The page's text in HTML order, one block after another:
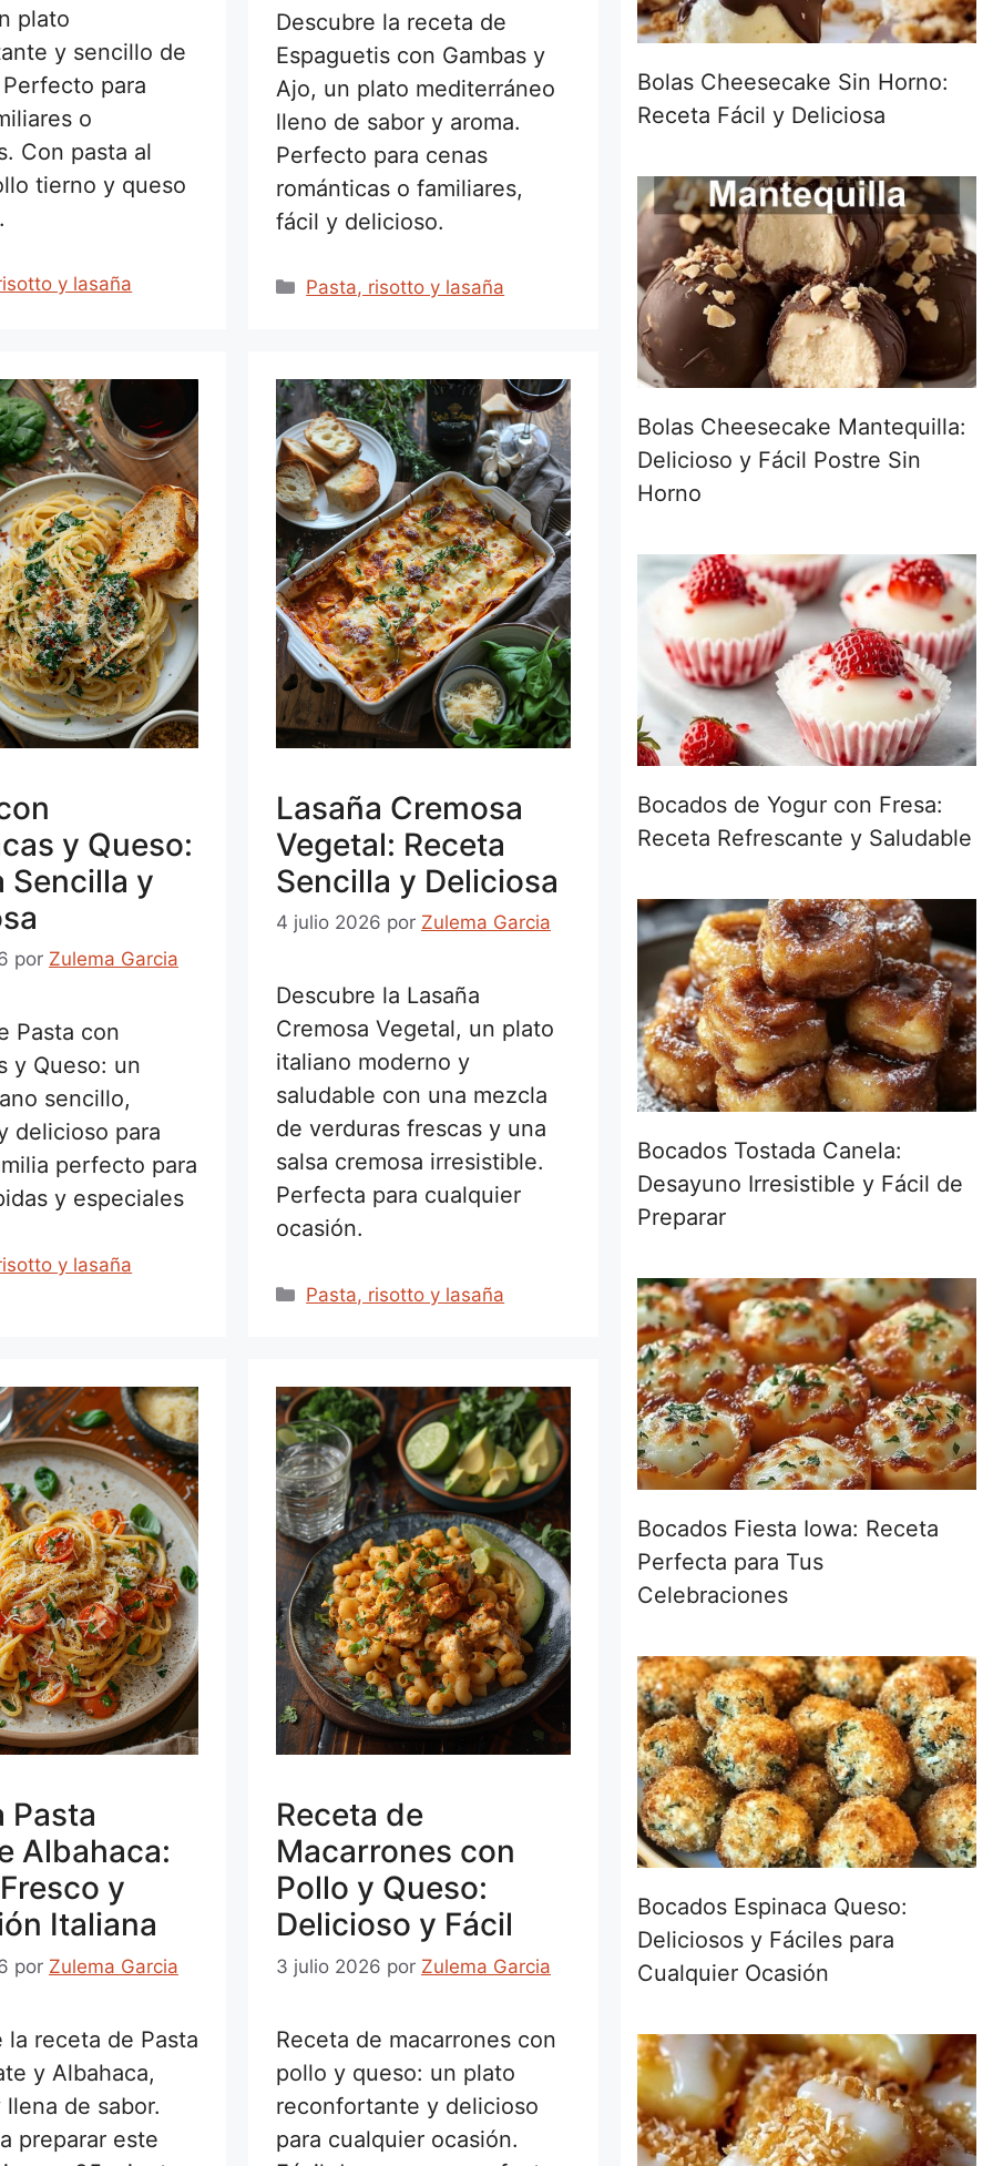
plato
y sencillo de
para
o
Con pasta al
tierno y queso
y lasaña
Descubre la receta de
Espaguetis con Gambas y
Ajo, un plato mediterráneo
lleno de sabor y aroma.
Perfecto para cenas
románticas o familiares,
fácil y delicioso.
Categorías
Pasta, risotto y lasaña
y Queso:
Sencilla y
por Zulema Garcia
Pasta con
y Queso: un
sencillo,
delicioso para
perfecto para
y especiales
y lasaña
Lasaña Cremosa
Vegetal: Receta
Sencilla y Deliciosa
4 julio 2026 por Zulema Garcia
Descubre la Lasaña
Cremosa Vegetal, un plato
italiano moderno y
saludable con una mezcla
de verduras frescas y una
salsa cremosa irresistible.
Perfecta para cualquier
ocasión.
Categorías
Pasta, risotto y lasaña
Pasta
Albahaca:
y
Italiana
por Zulema Garcia
la receta de Pasta
y Albahaca,
de sabor.
preparar este
Receta de
Macarrones con
Pollo y Queso:
Delicioso y Fácil
3 julio 2026 por Zulema Garcia
Receta de macarrones con
pollo y queso: un plato
reconfortante y delicioso
para cualquier ocasión.
Bolas Cheesecake Sin Horno:
Receta Fácil y Deliciosa
Bolas Cheesecake Mantequilla:
Delicioso y Fácil Postre Sin
Horno
Bocados de Yogur con Fresa:
Receta Refrescante y Saludable
Bocados Tostada Canela:
Desayuno Irresistible y Fácil de
Preparar
Bocados Fiesta Iowa: Receta
Perfecta para Tus
Celebraciones
Bocados Espinaca Queso:
Deliciosos y Fáciles para
Cualquier Ocasión